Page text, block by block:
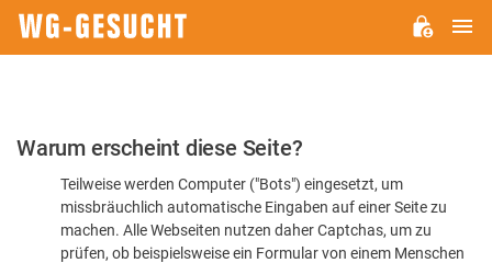
Bitte
dass
Warum erscheint diese Seite?
Teilweise werden Computer ("Bots") eingesetzt, um
missbräuchlich automatische Eingaben auf einer Seite zu
machen. Alle Webseiten nutzen daher Captchas, um zu
prüfen, ob beispielsweise ein Formular von einem Menschen